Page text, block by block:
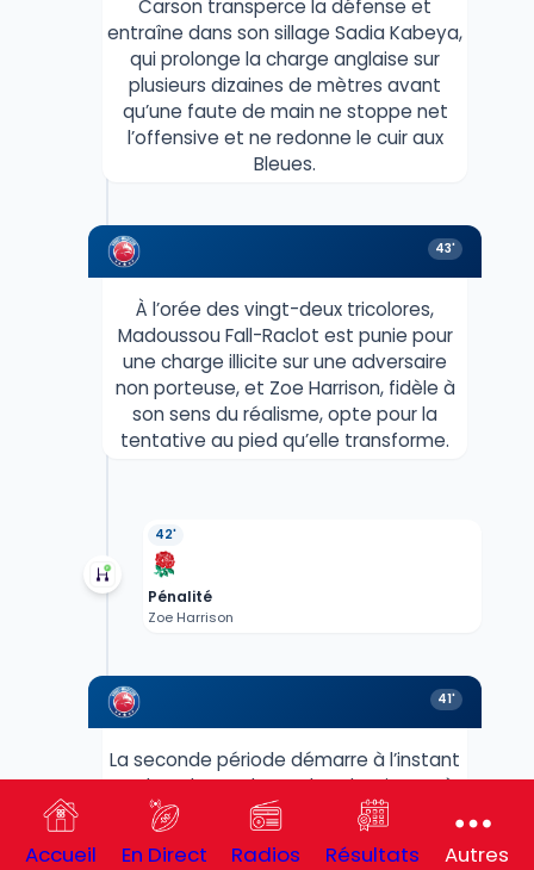
Carson transperce la défense et
entraîne dans son sillage Sadia Kabeya,
qui prolonge la charge anglaise sur
plusieurs dizaines de mètres avant
qu’une faute de main ne stoppe net
l’offensive et ne redonne le cuir aux
Bleues.
43'
À l’orée des vingt-deux tricolores,
Madoussou Fall-Raclot est punie pour
une charge illicite sur une adversaire
non porteuse, et Zoe Harrison, fidèle à
son sens du réalisme, opte pour la
tentative au pied qu’elle transforme.
42'
Pénalité
Zoe Harrison
41'
La seconde période démarre à l’instant
sur la pelouse du Stade Atlantique, où
le jeu se relance.
Accueil En Direct Radios Résultats Autres